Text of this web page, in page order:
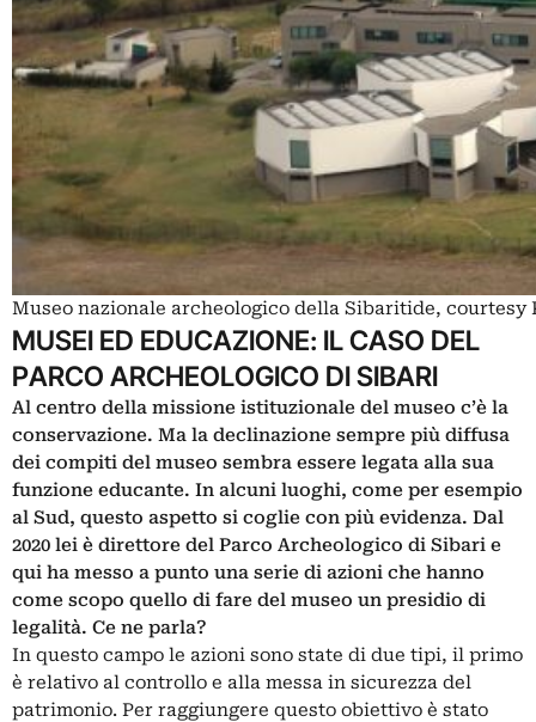
Museo nazionale archeologico della Sibaritide,
MUSEI ED EDUCAZIONE: IL CASO DEL
PARCO ARCHEOLOGICO DI SIBARI
Al centro della missione istituzionale del museo c’è la
conservazione. Ma la declinazione sempre più diffusa
dei compiti del museo sembra essere legata alla sua
funzione educante. In alcuni luoghi, come per esempio
al Sud, questo aspetto si coglie con più evidenza. Dal
2020 lei è direttore del Parco Archeologico di Sibari e
qui ha messo a punto una serie di azioni che hanno
come scopo quello di fare del museo un presidio di
legalità. Ce ne parla?
In questo campo le azioni sono state di due tipi, il primo
è relativo al controllo e alla messa in sicurezza del
patrimonio. Per raggiungere questo obiettivo è stato